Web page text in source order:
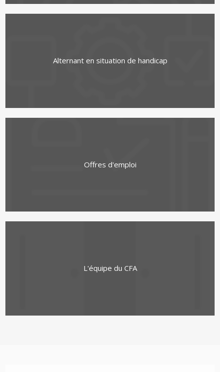
Alternant en situation de handicap
Offres d'emploi
L'équipe du CFA